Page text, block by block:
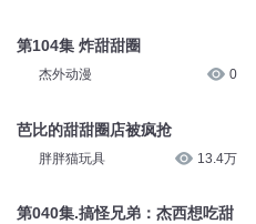
第104集 炸甜甜圈
杰外动漫 0
芭比的甜甜圈店被疯抢
胖胖猫玩具 13.4万
第040集.搞怪兄弟：杰西想吃甜